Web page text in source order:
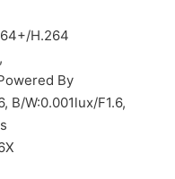
H.264
By
B/W:0.001lux/F1.6,